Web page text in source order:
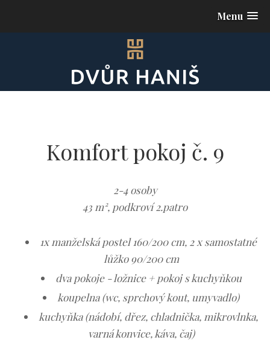
Menu
Komfort pokoj č. 9
2-4 osoby
43 m², podkroví 2.patro
1x manželská postel 160/200 cm, 2 x samostatné
lůžko 90/200 cm
dva pokoje - ložnice + pokoj s kuchyňkou
koupelna (wc, sprchový kout, umyvadlo)
kuchyňka (nádobí, dřez, chladnička, mikrovlnka,
varná konvice, káva, čaj)